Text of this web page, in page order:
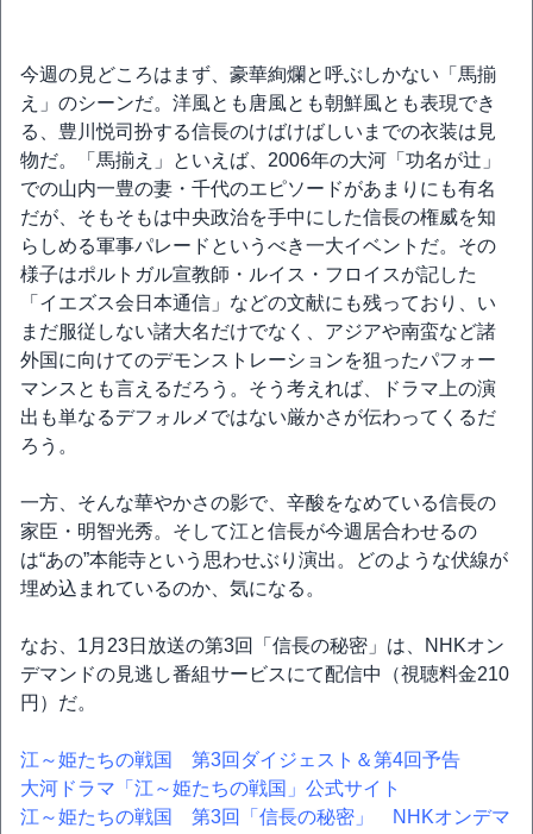
今週の見どころはまず、豪華絢爛と呼ぶしかない「馬揃
え」のシーンだ。洋風とも唐風とも朝鮮風とも表現でき
る、豊川悦司扮する信長のけばけばしいまでの衣装は見
物だ。「馬揃え」といえば、2006年の大河「功名が辻」
での山内一豊の妻・千代のエピソードがあまりにも有名
だが、そもそもは中央政治を手中にした信長の権威を知
らしめる軍事パレードというべき一大イベントだ。その
様子はポルトガル宣教師・ルイス・フロイスが記した
「イエズス会日本通信」などの文献にも残っており、い
まだ服従しない諸大名だけでなく、アジアや南蛮など諸
外国に向けてのデモンストレーションを狙ったパフォー
マンスとも言えるだろう。そう考えれば、ドラマ上の演
出も単なるデフォルメではない厳かさが伝わってくるだ
ろう。
一方、そんな華やかさの影で、辛酸をなめている信長の
家臣・明智光秀。そして江と信長が今週居合わせるの
は“あの”本能寺という思わせぶり演出。どのような伏線が
埋め込まれているのか、気になる。
なお、1月23日放送の第3回「信長の秘密」は、NHKオン
デマンドの見逃し番組サービスにて配信中（視聴料金210
円）だ。
江～姫たちの戦国 第3回ダイジェスト＆第4回予告
大河ドラマ「江～姫たちの戦国」公式サイト
江～姫たちの戦国 第3回「信長の秘密」 NHKオンデマ